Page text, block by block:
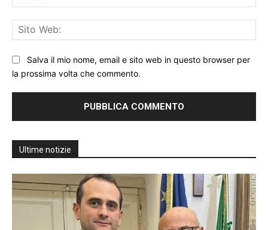
Salva il mio nome, email e sito web in questo browser per
la prossima volta che commento.
Ultime notizie